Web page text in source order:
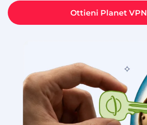
Ottieni Planet VPN